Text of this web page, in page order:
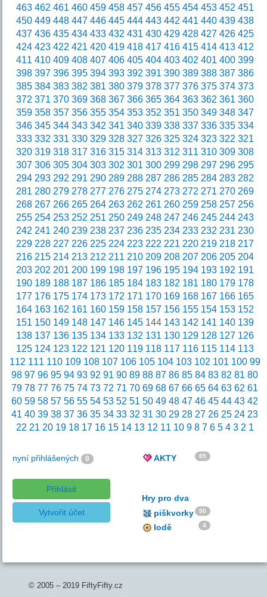
463 462 461 460 459 458 457 456 455 454 453 452 451
450 449 448 447 446 445 444 443 442 441 440 439 438
437 436 435 434 433 432 431 430 429 428 427 426 425
424 423 422 421 420 419 418 417 416 415 414 413 412
411 410 409 408 407 406 405 404 403 402 401 400 399
398 397 396 395 394 393 392 391 390 389 388 387 386
385 384 383 382 381 380 379 378 377 376 375 374 373
372 371 370 369 368 367 366 365 364 363 362 361 360
359 358 357 356 355 354 353 352 351 350 349 348 347
346 345 344 343 342 341 340 339 338 337 336 335 334
333 332 331 330 329 328 327 326 325 324 323 322 321
320 319 318 317 316 315 314 313 312 311 310 309 308
307 306 305 304 303 302 301 300 299 298 297 296 295
294 293 292 291 290 289 288 287 286 285 284 283 282
281 280 279 278 277 276 275 274 273 272 271 270 269
268 267 266 265 264 263 262 261 260 259 258 257 256
255 254 253 252 251 250 249 248 247 246 245 244 243
242 241 240 239 238 237 236 235 234 233 232 231 230
229 228 227 226 225 224 223 222 221 220 219 218 217
216 215 214 213 212 211 210 209 208 207 206 205 204
203 202 201 200 199 198 197 196 195 194 193 192 191
190 189 188 187 186 185 184 183 182 181 180 179 178
177 176 175 174 173 172 171 170 169 168 167 166 165
164 163 162 161 160 159 158 157 156 155 154 153 152
151 150 149 148 147 146 145144 143 142 141 140 139
138 137 136 135 134 133 132 131 130 129 128 127 126
125 124 123 122 121 120 119 118 117 116 115 114 113
112 111 110 109 108 107 106 105 104 103 102 101 100 99
98 97 96 95 94 93 92 91 90 89 88 87 86 85 84 83 82 81 80
79 78 77 76 75 74 73 72 71 70 69 68 67 66 65 64 63 62 61
60 59 58 57 56 55 54 53 52 51 50 49 48 47 46 45 44 43 42
41 40 39 38 37 36 35 34 33 32 31 30 29 28 27 26 25 24 23
22 21 20 19 18 17 16 15 14 13 12 11 10 9 8 7 6 5 4 3 2 1
nyní přihlášených 0
Přihlásit
Vytvořit účet
AKTY 85
Hry pro dva
piškvorky
50
lodě 4
© 2005 – 2019 FiftyFifty.cz